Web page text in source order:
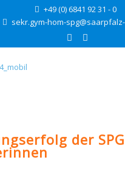
+49 (0) 6841 92 31 - 0
sekr.gym-hom-
der